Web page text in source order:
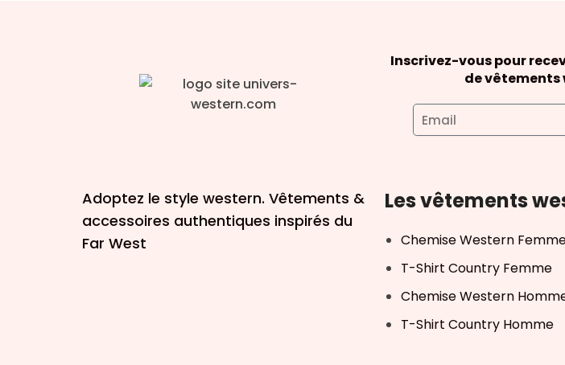
Inscrivez-vous pour
de vêtements
Adoptez le style western. Vêtements &
accessoires authentiques inspirés du
Far West
Les vêtements
Chemise Western
T-Shirt Country Femme
Chemise Western
T-Shirt Country Homme